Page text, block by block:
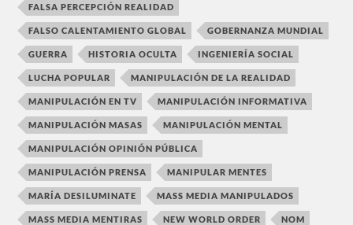
FALSA PERCEPCIÓN REALIDAD
FALSO CALENTAMIENTO GLOBAL GOBERNANZA MUNDIAL
GUERRA HISTORIA OCULTA INGENIERÍA SOCIAL
LUCHA POPULAR MANIPULACIÓN DE LA REALIDAD
MANIPULACIÓN EN TV MANIPULACIÓN INFORMATIVA
MANIPULACIÓN MASAS MANIPULACIÓN MENTAL
MANIPULACIÓN OPINIÓN PÚBLICA
MANIPULACIÓN PRENSA MANIPULAR MENTES
MARÍA DESILUMINATE MASS MEDIA MANIPULADOS
MASS MEDIA MENTIRAS NEW WORLD ORDER NOM